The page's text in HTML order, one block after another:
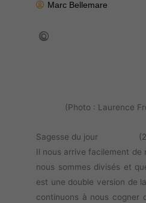
Marc Bellemare
(Photo : Laurence
Sagesse du jour
Il nous arrive facilement de
nous sommes divisés et
est une double version de
continuons à nous cogner